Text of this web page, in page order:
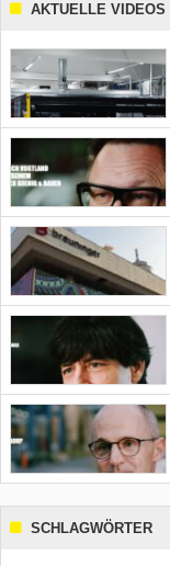
AKTUELLE VIDEOS
SCHLAGWÖRTER